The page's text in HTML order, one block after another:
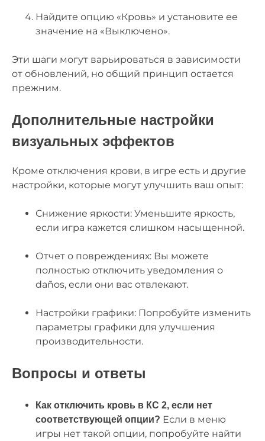
Найдите опцию «Кровь» и установите ее
значение на «Выключено».
Эти шаги могут варьироваться в зависимости
от обновлений, но общий принцип остается
прежним.
Дополнительные настройки
визуальных эффектов
Кроме отключения крови, в игре есть и другие
настройки, которые могут улучшить ваш опыт:
Снижение яркости: Уменьшите яркость,
если игра кажется слишком насыщенной.
Отчет о повреждениях: Вы можете
полностью отключить уведомления о
daños, если они вас отвлекают.
Настройки графики: Попробуйте изменить
параметры графики для улучшения
производительности.
Вопросы и ответы
Как отключить кровь в КС 2, если нет
соответствующей опции? Если в меню
игры нет такой опции, попробуйте найти